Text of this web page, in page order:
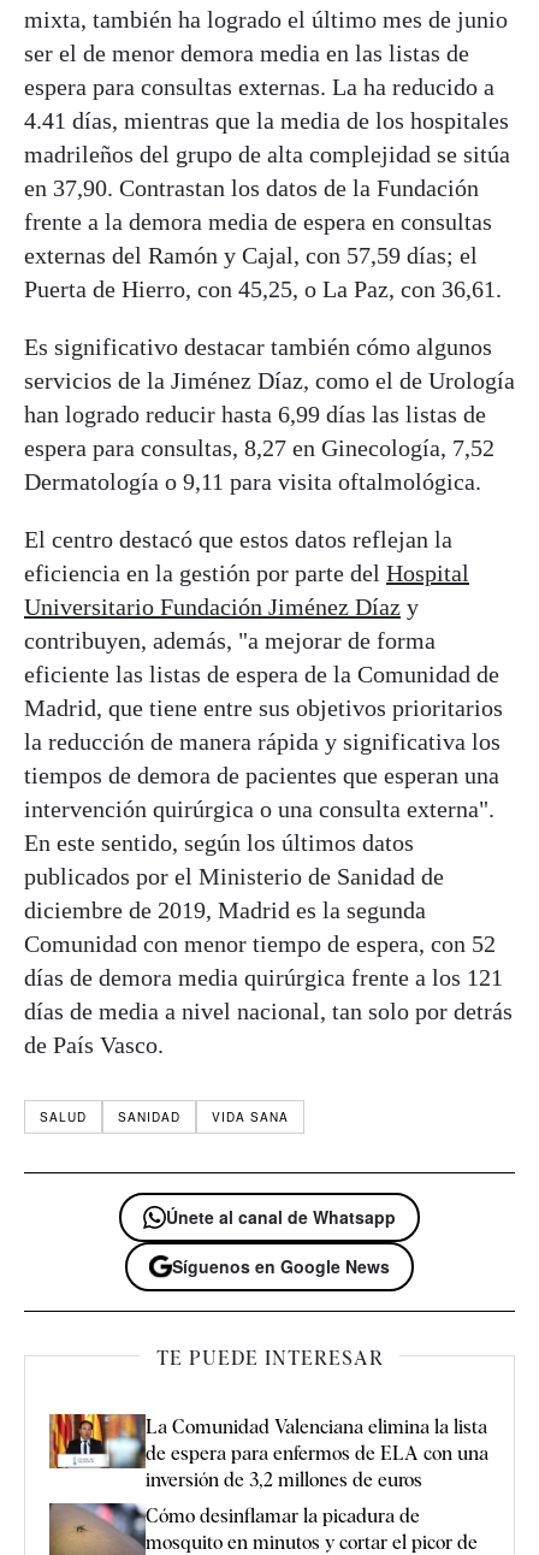
mixta, también ha logrado el último mes de junio
ser el de menor demora media en las listas de
espera para consultas externas. La ha reducido a
4.41 días, mientras que la media de los hospitales
madrileños del grupo de alta complejidad se sitúa
en 37,90. Contrastan los datos de la Fundación
frente a la demora media de espera en consultas
externas del Ramón y Cajal, con 57,59 días; el
Puerta de Hierro, con 45,25, o La Paz, con 36,61.
Es significativo destacar también cómo algunos
servicios de la Jiménez Díaz, como el de Urología
han logrado reducir hasta 6,99 días las listas de
espera para consultas, 8,27 en Ginecología, 7,52
Dermatología o 9,11 para visita oftalmológica.
El centro destacó que estos datos reflejan la
eficiencia en la gestión por parte del Hospital
Universitario Fundación Jiménez Díaz y
contribuyen, además, "a mejorar de forma
eficiente las listas de espera de la Comunidad de
Madrid, que tiene entre sus objetivos prioritarios
la reducción de manera rápida y significativa los
tiempos de demora de pacientes que esperan una
intervención quirúrgica o una consulta externa".
En este sentido, según los últimos datos
publicados por el Ministerio de Sanidad de
diciembre de 2019, Madrid es la segunda
Comunidad con menor tiempo de espera, con 52
días de demora media quirúrgica frente a los 121
días de media a nivel nacional, tan solo por detrás
de País Vasco.
SALUD SANIDAD VIDA SANA
Únete al canal de Whatsapp
Síguenos en Google News
TE PUEDE INTERESAR
La Comunidad Valenciana elimina la lista
de espera para enfermos de ELA con una
inversión de 3,2 millones de euros
Cómo desinflamar la picadura de
mosquito en minutos y cortar el picor de